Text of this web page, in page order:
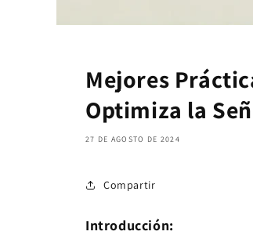
Mejores
Optimiza la
27 DE AGOSTO DE 2024
Compartir
Introducción: